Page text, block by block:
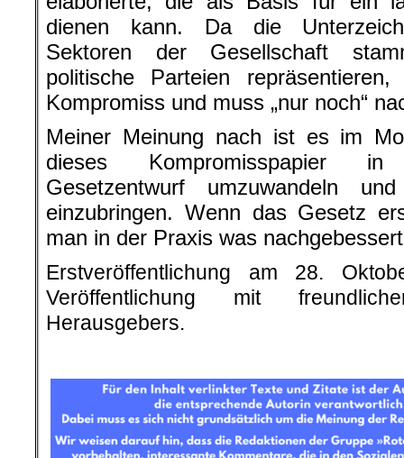
dienen kann. Da die
Sektoren der Gesellschaft
politische Parteien
Kompromiss und muss „nur noch“
Meiner Meinung nach ist es im
dieses Kompromisspapier
Gesetzentwurf umzuwandeln
einzubringen. Wenn das Gesetz
man in der Praxis was
Erstveröffentlichung am 28.
Veröffentlichung mit
Herausgebers.